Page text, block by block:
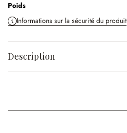
Poids
Informations sur la sécurité du produit
Description